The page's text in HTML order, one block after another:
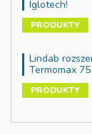
Iglotech!
PRODUKTY
Lindab
Termomax 75
PRODUKTY